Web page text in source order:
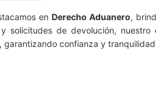
en Derecho Aduanero,
solicitudes de devolución, nuestro
confianza y